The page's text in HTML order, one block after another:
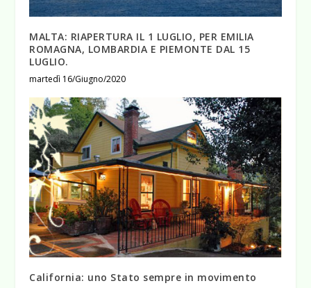
MALTA: RIAPERTURA IL 1 LUGLIO, PER EMILIA
ROMAGNA, LOMBARDIA E PIEMONTE DAL 15
LUGLIO.
martedì 16/Giugno/2020
California: uno Stato sempre in movimento